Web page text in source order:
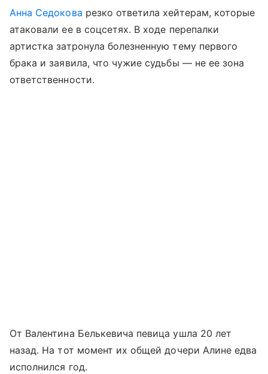
Анна Седокова резко ответила хейтерам, которые
атаковали ее в соцсетях. В ходе перепалки
артистка затронула болезненную тему первого
брака и заявила, что чужие судьбы — не ее зона
ответственности.
От Валентина Белькевича певица ушла 20 лет
назад. На тот момент их общей дочери Алине едва
исполнился год.